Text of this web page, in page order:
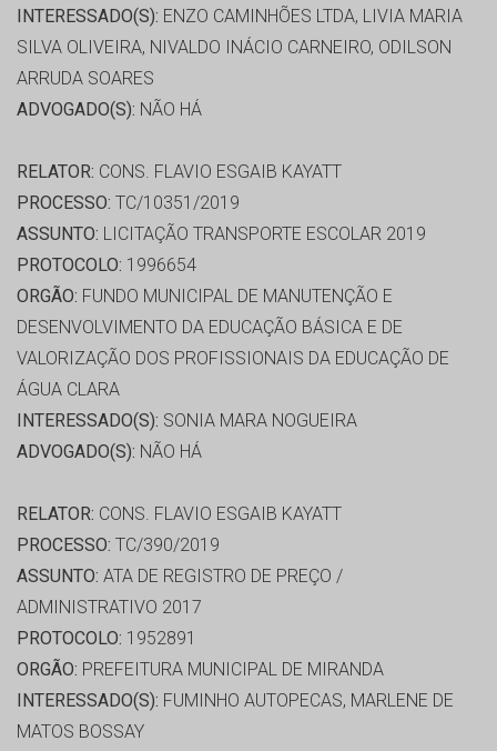
INTERESSADO(S): ENZO CAMINHÕES LTDA, LIVIA MARIA
SILVA OLIVEIRA, NIVALDO INÁCIO CARNEIRO, ODILSON
ARRUDA SOARES
ADVOGADO(S): NÃO HÁ
RELATOR: CONS. FLAVIO ESGAIB KAYATT
PROCESSO: TC/10351/2019
ASSUNTO: LICITAÇÃO TRANSPORTE ESCOLAR 2019
PROTOCOLO: 1996654
ORGÃO: FUNDO MUNICIPAL DE MANUTENÇÃO E
DESENVOLVIMENTO DA EDUCAÇÃO BÁSICA E DE
VALORIZAÇÃO DOS PROFISSIONAIS DA EDUCAÇÃO DE
ÁGUA CLARA
INTERESSADO(S): SONIA MARA NOGUEIRA
ADVOGADO(S): NÃO HÁ
RELATOR: CONS. FLAVIO ESGAIB KAYATT
PROCESSO: TC/390/2019
ASSUNTO: ATA DE REGISTRO DE PREÇO /
ADMINISTRATIVO 2017
PROTOCOLO: 1952891
ORGÃO: PREFEITURA MUNICIPAL DE MIRANDA
INTERESSADO(S): FUMINHO AUTOPECAS, MARLENE DE
MATOS BOSSAY